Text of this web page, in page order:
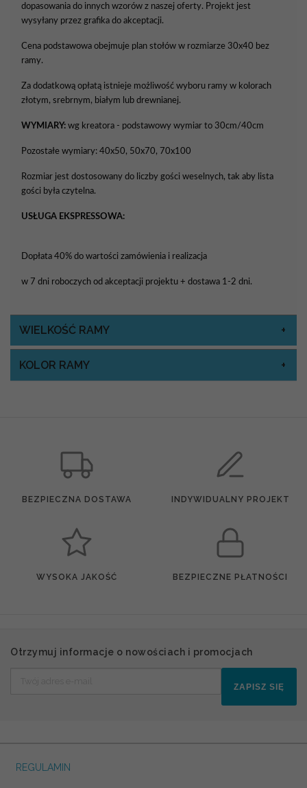
dopasowania do innych wzorów z naszej oferty. Projekt jest
wysyłany przez grafika do akceptacji.
Cena podstawowa obejmuje plan stołów w rozmiarze 30x40 bez
ramy.
Za dodatkową opłatą istnieje możliwość wyboru ramy w kolorach
złotym, srebrnym, białym lub drewnianej.
WYMIARY: wg kreatora - podstawowy wymiar to 30cm/40cm
Pozostałe wymiary: 40x50, 50x70, 70x100
Rozmiar jest dostosowany do liczby gości weselnych, tak aby lista
gości była czytelna.
USŁUGA EKSPRESSOWA:
Dopłata 40% do wartości zamówienia i realizacja
w 7 dni roboczych od akceptacji projektu + dostawa 1-2 dni.
WIELKOŚĆ RAMY
KOLOR RAMY
BEZPIECZNA DOSTAWA INDYWIDUALNY PROJEKT
WYSOKA JAKOŚĆ BEZPIECZNE PŁATNOŚCI
Otrzymuj informacje o nowościach i promocjach
ZAPISZ SIĘ
REGULAMIN